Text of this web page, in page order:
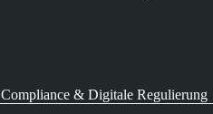
Compliance & Digitale Regulierung